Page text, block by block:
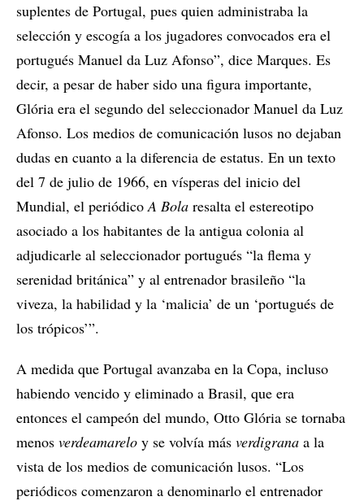
suplentes de Portugal, pues quien administraba la
selección y escogía a los jugadores convocados era el
portugués Manuel da Luz Afonso”, dice Marques. Es
decir, a pesar de haber sido una figura importante,
Glória era el segundo del seleccionador Manuel da Luz
Afonso. Los medios de comunicación lusos no dejaban
dudas en cuanto a la diferencia de estatus. En un texto
del 7 de julio de 1966, en vísperas del inicio del
Mundial, el periódico A Bola resalta el estereotipo
asociado a los habitantes de la antigua colonia al
adjudicarle al seleccionador portugués “la flema y
serenidad británica” y al entrenador brasileño “la
viveza, la habilidad y la ‘malicia’ de un ‘portugués de
los trópicos’”.
A medida que Portugal avanzaba en la Copa, incluso
habiendo vencido y eliminado a Brasil, que era
entonces el campeón del mundo, Otto Glória se tornaba
menos verdeamarelo y se volvía más verdigrana a la
vista de los medios de comunicación lusos. “Los
periódicos comenzaron a denominarlo el entrenador